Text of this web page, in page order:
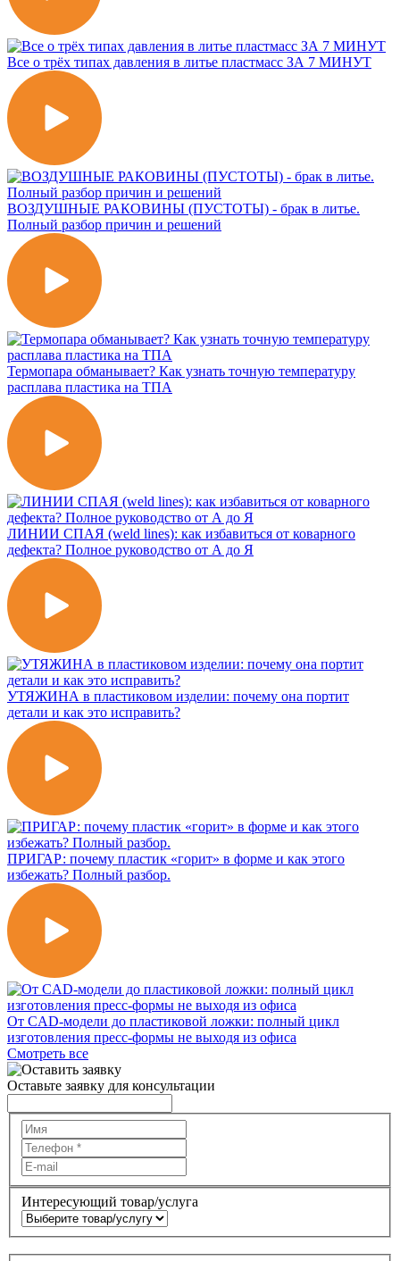
Все о трёх типах давления в литье пластмасс ЗА 7 МИНУТ
ВОЗДУШНЫЕ РАКОВИНЫ (ПУСТОТЫ) - брак в литье.
Полный разбор причин и решений
Термопара обманывает? Как узнать точную температуру
расплава пластика на ТПА
ЛИНИИ СПАЯ (weld lines): как избавиться от коварного
дефекта? Полное руководство от А до Я
УТЯЖИНА в пластиковом изделии: почему она портит
детали и как это исправить?
ПРИГАР: почему пластик «горит» в форме и как этого
избежать? Полный разбор.
От CAD-модели до пластиковой ложки: полный цикл
изготовления пресс-формы не выходя из офиса
Смотреть все
Оставьте заявку для консультации
Интересующий товар/услуга